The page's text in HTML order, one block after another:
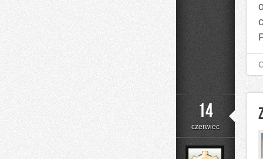
14
czerwiec